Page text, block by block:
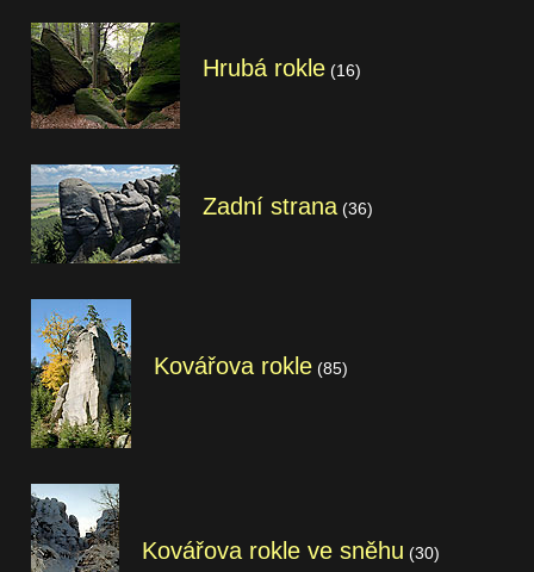
Hrubá rokle (16)
Zadní strana (36)
Kovářova rokle (85)
Kovářova rokle ve sněhu (30)